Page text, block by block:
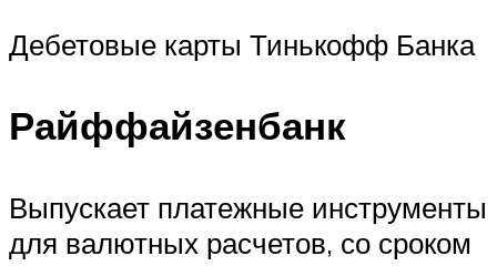
Дебетовые карты Тинькофф Банка
Райффайзенбанк
Выпускает платежные инструменты
для валютных расчетов, со сроком